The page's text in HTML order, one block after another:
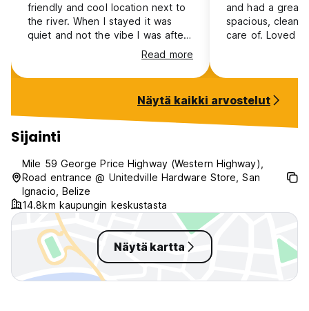
KATSO: Cahal Pech & Xunantunich Maya Ruins, Iguana
Project (San Ignacio Hotel),
AJAW Chocolate (suklaahistoria ja makutestaus) (Auto-
translated from original language)
friendly and cool location next to
the river. When I stayed it was
quiet and not the vibe I was after,
however would be perfect for a
Read more
and had a great
spacious, clean
care of. Loved
awesome.
ruins to see.
lovely and
knowledgeable
the surrounding
some great
Näytä kaikki arvostelut
Sijainti
Mile 59 George Price Highway (Western Highway),
Road entrance @ Unitedville Hardware Store, San
Ignacio, Belize
14.8km kaupungin keskustasta
Näytä kartta